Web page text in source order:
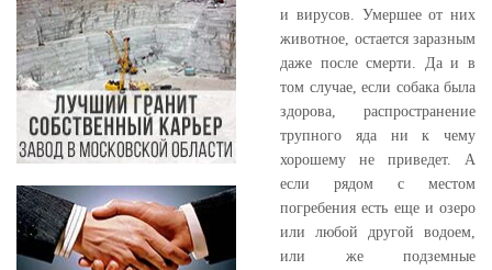
и вирусов. Умершее от них
животное, остается заразным
даже после смерти. Да и в
том случае, если собака была
здорова, распространение
трупного яда ни к чему
хорошему не приведет. А
если рядом с местом
погребения есть еще и озеро
или любой другой водоем,
или же подземные